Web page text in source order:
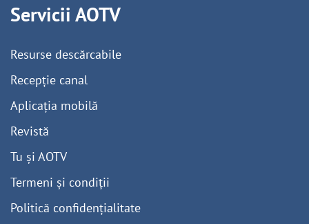
Servicii AOTV
Resurse descărcabile
Recepție canal
Aplicația mobilă
Revistă
Tu și AOTV
Termeni și condiții
Politică confidențialitate